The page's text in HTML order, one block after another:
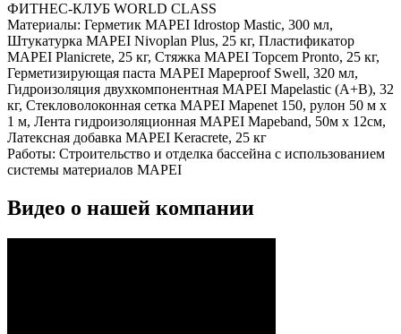
ФИТНЕС-КЛУБ WORLD CLASS
Материалы: Герметик MAPEI Idrostop Mastic, 300 мл,
Штукатурка MAPEI Nivoplan Plus, 25 кг, Пластификатор
MAPEI Planicrete, 25 кг, Стяжка MAPEI Topcem Pronto, 25 кг,
Герметизирующая паста MAPEI Mapeproof Swell, 320 мл,
Гидроизоляция двухкомпонентная MAPEI Mapelastic (А+B), 32
кг, Стекловолоконная сетка MAPEI Mapenet 150, рулон 50 м х
1 м, Лента гидроизоляционная MAPEI Mapeband, 50м x 12см,
Латексная добавка MAPEI Keracrete, 25 кг
Работы: Строительство и отделка бассейна с использованием
системы материалов MAPEI
Видео о нашей компании